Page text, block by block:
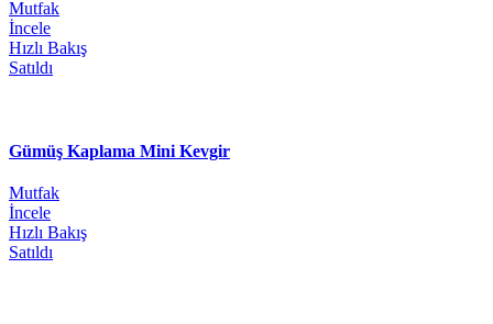
Mutfak
İncele
Hızlı Bakış
Satıldı
Gümüş Kaplama Mini Kevgir
Mutfak
İncele
Hızlı Bakış
Satıldı